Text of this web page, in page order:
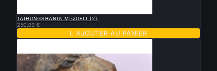
TAIHUNGSHANIA MIQUELI (2)
250,00 €
 AJOUTER AU PANIER